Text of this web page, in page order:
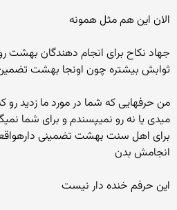
الان این هم مثل همونه
جهاد نکاح برای انجام دهندگان بهشت
ثوابش بیشتره چون اونجا بهشت
من حرفهایی که شما در مورد ما زدید
میدی یا نه رو نمیپسندم و برای شما
برای اهل سنت بهشت تضمینی
انجامش بدن
این حرفم خنده دار نیست